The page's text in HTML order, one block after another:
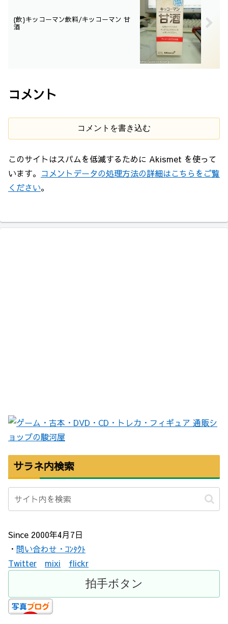
{飲}キッコーマン飲料/キッコーマン 甘
酒
コメント
コメントを書き込む
このサイトはスパムを低減するために Akismet を使って
います。 コメントデータの処理方法の詳細はこちらをご覧
ください。
サラネ内検索
Since 2000年4月7日
・ 問い合わせ・ｺﾝﾀｸﾄ
Twitter
mixi flickr